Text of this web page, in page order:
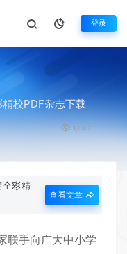
登录
精校PDF杂志下载
1,040
全彩精
查看文章
联手向广大中小学